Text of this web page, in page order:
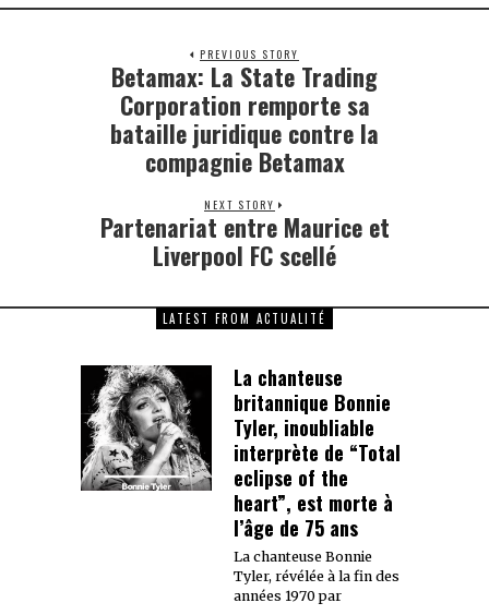
PREVIOUS STORY
Previous
Betamax: La State Trading
Corporation remporte sa
bataille juridique contre la
compagnie Betamax
NEXT STORY
Next
post:
Partenariat entre Maurice et
Liverpool FC scellé
LATEST FROM ACTUALITÉ
La chanteuse
britannique Bonnie
Tyler, inoubliable
interprète de “Total
eclipse of the
heart”, est morte à
l’âge de 75 ans
La chanteuse Bonnie
Tyler, révélée à la fin des
années 1970 par